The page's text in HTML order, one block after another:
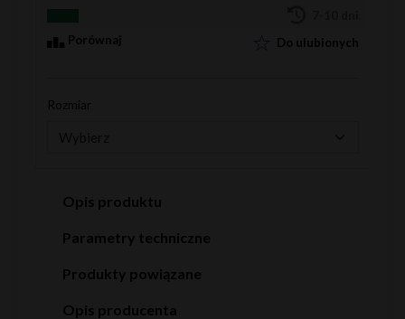
Porównaj
Do ulubionych
Rozmiar
Opis produktu
Parametry techniczne
Produkty powiązane
Opis producenta